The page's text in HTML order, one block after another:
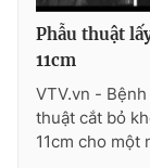
Giấy phép hoạt
cấp ngày 29/12/
Tổng Biên tập:
Phó Tổng Biên
Nguyễn Trọng Ninh
Tổng đài VTV:
Phẫu thuật
11cm
VTV.vn -
thuật cắt bỏ
11cm cho một